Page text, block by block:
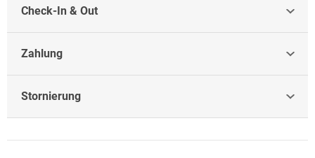
Check-In & Out
Zahlung
Stornierung